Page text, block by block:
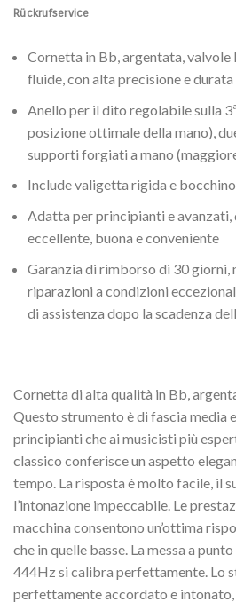
Rückrufservice
Cornetta in Bb, argentata,
fluide, con alta precisione e durata
Anello per il dito regolabile sulla
posizione ottimale della mano),
supporti forgiati a mano
Include valigetta rigida e bocchino
Adatta per principianti e avanzati,
eccellente, buona e conveniente
Garanzia di rimborso di 30 giorni,
riparazioni a condizioni
di assistenza dopo la scadenza
Cornetta di alta qualità in Bb,
Questo strumento è di fascia media
principianti che ai musicisti più
classico conferisce un aspetto
tempo. La risposta è molto facile, il
l’intonazione impeccabile. Le
macchina consentono un’ottima
che in quelle basse. La messa a
444Hz si calibra perfettamente. Lo
perfettamente accordato e intonato,